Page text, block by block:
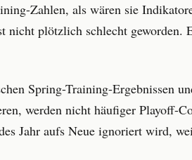
Zahlen, als wären sie
nicht plötzlich schlecht geworden.
Spring-Training-Ergebnissen
werden nicht häufiger Playoff-
Jahr aufs Neue ignoriert wird,